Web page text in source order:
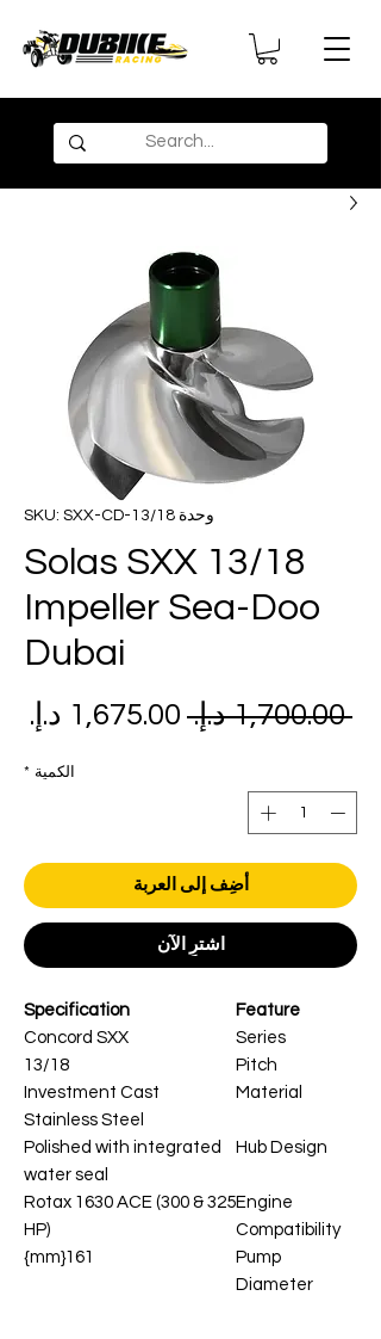
وحدة SKU: SXX-CD-13/18
Solas SXX 13/18
Impeller Sea-Doo
Dubai
‏1,700.00 د.إ.‏
سعر
الكمية *
أضِف إلى العربة
اشترِ الآن
Feature
Specification
Series
Concord SXX
Pitch
13/18
Material
Investment Cast
Stainless Steel
Hub Design
Polished with integrated
water seal
Engine
Compatibility
Rotax 1630 ACE (300 & 325
HP)
Pump
Diameter
161{mm}